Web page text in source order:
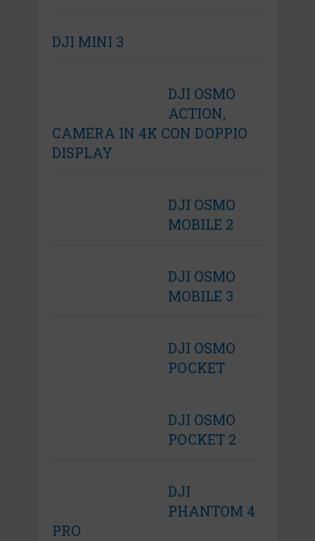
DJI MINI 3
DJI OSMO
ACTION,
CAMERA IN 4K CON DOPPIO
DISPLAY
DJI OSMO
MOBILE 2
DJI OSMO
MOBILE 3
DJI OSMO
POCKET
DJI OSMO
POCKET 2
DJI
PHANTOM 4
PRO